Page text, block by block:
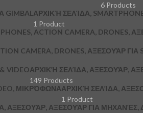
6 Products
GIMBAL ΑΡΧΙΚΉ ΣΕΛΊΔΑ,
1 Product
ACTION CAMERA, DRONES,
CAMERA, DRONES, ΑΞΕΣΟΥΆΡ ΓΙΑ
VIDEOΑΡΧΙΚΉ ΣΕΛΊΔΑ, ΑΞΕΣΟΥΆΡ,
149 Products
ΜΙΚΡΌΦΩΝΑΑΡΧΙΚΉ ΣΕΛΊΔΑ,
1 Product
ΑΞΕΣΟΥΆΡ, ΑΞΕΣΟΥΆΡ ΓΙΑ ΜΗΧΑΝΈΣ,